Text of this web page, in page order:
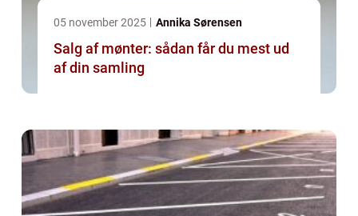
05 november 2025 Annika Sørensen
Salg af mønter: sådan får du mest ud
af din samling